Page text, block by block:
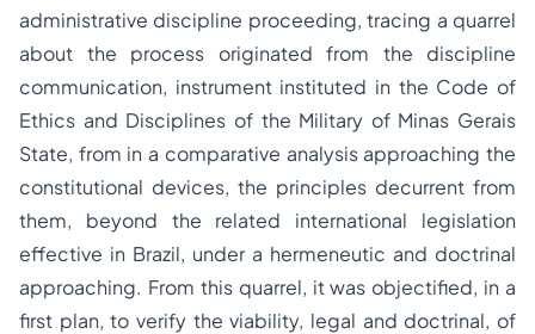
administrative discipline proceeding, tracing a quarrel
about the process originated from the discipline
communication, instrument instituted in the Code of
Ethics and Disciplines of the Military of Minas Gerais
State, from in a comparative analysis approaching the
constitutional devices, the principles decurrent from
them, beyond the related international legislation
effective in Brazil, under a hermeneutic and doctrinal
approaching. From this quarrel, it was objectified, in a
first plan, to verify the viability, legal and doctrinal, of